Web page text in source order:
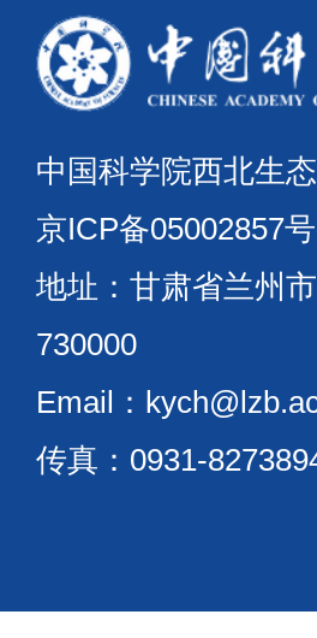
中国科学院西北
京ICP备05002857
地址：甘肃省兰
730000
Email：
传真：0931-